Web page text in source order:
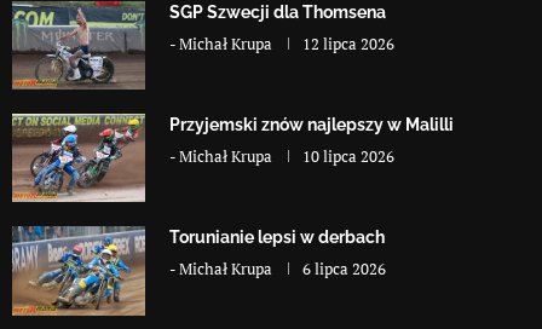
SGP Szwecji dla Thomsena
-Michał Krupa 12 lipca 2026
Przyjemski znów najlepszy w Malilli
-Michał Krupa 10 lipca 2026
Torunianie lepsi w derbach
-Michał Krupa 6 lipca 2026